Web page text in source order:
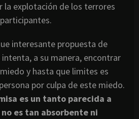
la explotación de los terrores
interesante propuesta de
a su manera, encontrar
y hasta que limites es
por culpa de este miedo.
es un tanto parecida a
es tan absorbente ni